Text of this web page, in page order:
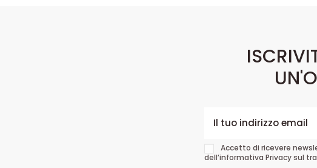
Accetto di ricevere
dell’informativa Privacy sul